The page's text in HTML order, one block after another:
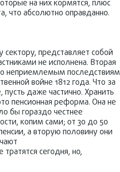
на них кормятся, плюс
что абсолютно оправданно.
представляет собой
не исполнена. Вторая
неприемлемым последствиям
войне 1812 года. Что за
даже частично. Хранить
пенсионная реформа. Она не
бы гораздо честнее
копим сами; от 30 до 50
а вторую половину они
сегодня, но,